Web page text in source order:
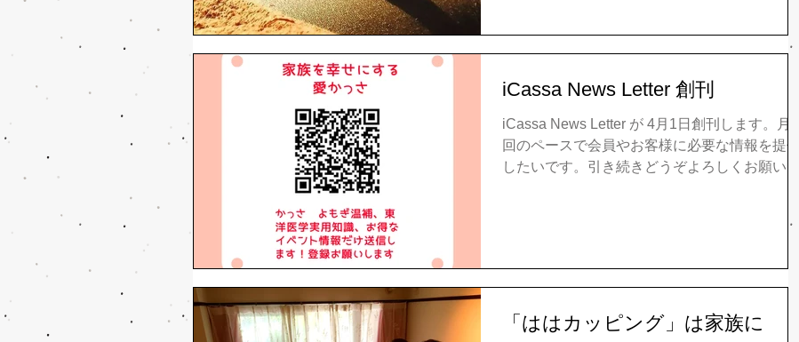
iCassa News Letter 創刊
iCassa News Letter が 4月1日創刊します。月一
回のペースで会員やお客様に必要な情報を提供
したいです。引き続きどうぞよろしくお願いし
「ははカッピング」は家族に